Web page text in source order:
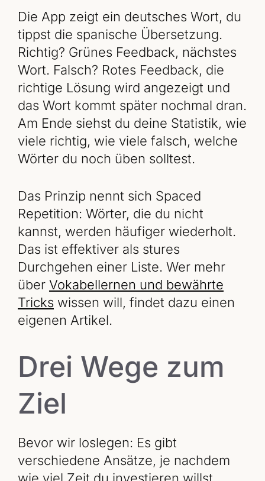
Die App zeigt ein deutsches Wort, du
tippst die spanische Übersetzung.
Richtig? Grünes Feedback, nächstes
Wort. Falsch? Rotes Feedback, die
richtige Lösung wird angezeigt und
das Wort kommt später nochmal dran.
Am Ende siehst du deine Statistik, wie
viele richtig, wie viele falsch, welche
Wörter du noch üben solltest.
Das Prinzip nennt sich Spaced
Repetition: Wörter, die du nicht
kannst, werden häufiger wiederholt.
Das ist effektiver als stures
Durchgehen einer Liste. Wer mehr
über Vokabellernen und bewährte
Tricks wissen will, findet dazu einen
eigenen Artikel.
Drei Wege zum
Ziel
Bevor wir loslegen: Es gibt
verschiedene Ansätze, je nachdem